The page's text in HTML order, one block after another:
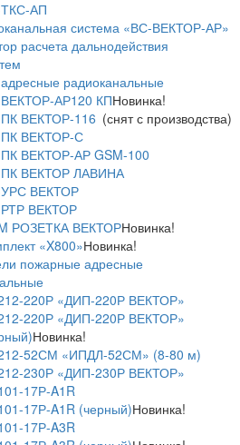
АП
система «ВС-ВЕКТОР-АР»
расчета дальнодействия
радиоканальные
АР120 КПНовинка!
ВЕКТОР-116 (снят с производства)
ВЕКТОР-С
ВЕКТОР-АР GSM-100
ВЕКТОР ЛАВИНА
ВЕКТОР
ВЕКТОР
РОЗЕТКА ВЕКТОРНовинка!
«X800»Новинка!
пожарные адресные
220Р «ДИП-220Р ВЕКТОР»
220Р «ДИП-220Р ВЕКТОР»
Новинка!
52СМ «ИПДЛ-52СМ» (8-80 м)
230Р «ДИП-230Р ВЕКТОР»
17Р-A1R
17Р-A1R (черный)Новинка!
17Р-A3R